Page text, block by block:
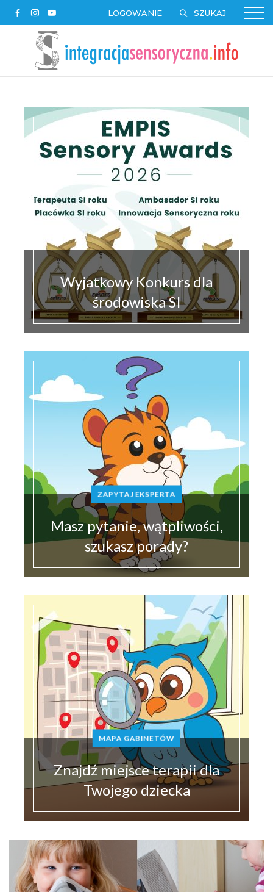
LOGOWANIE
Wyjatkowy Konkurs dla
środowiska SI
ZAPYTAJ EKSPERTA
Masz pytanie, wątpliwości,
szukasz porady?
MAPA GABINETÓW
Znajdź miejsce terapii dla
Twojego dziecka